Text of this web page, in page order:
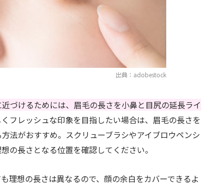
出典：adobestock
づけるためには、眉毛の長さを小鼻と目尻の延長ライ
フレッシュな印象を目指したい場合は、眉毛の長さを
法がおすすめ。スクリューブラシやアイブロウペンシ
の長さとなる位置を確認してください。
理想の長さは異なるので、顔の余白をカバーできるよ